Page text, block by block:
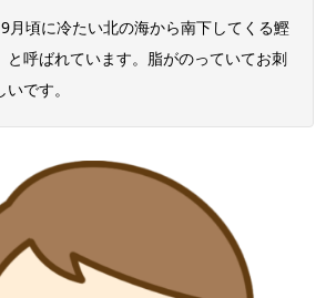
月頃に冷たい北の海から南下してくる鰹
と呼ばれています。脂がのっていてお刺
です。